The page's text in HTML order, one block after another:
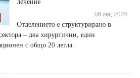
лечение
06 авг, 2026
Отделението е структурирано в
– два хирургични, един
с общо 20 легла.